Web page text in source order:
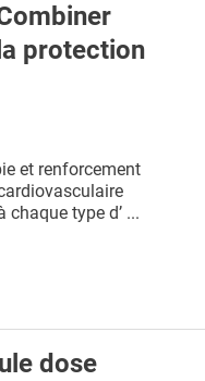
liste
protection
et renforcement
type d’ ...
dose